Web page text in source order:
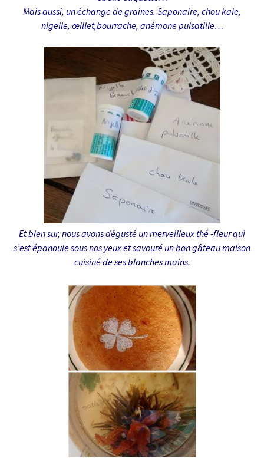
Mais aussi, un échange de graines. Saponaire, chou kale,
nigelle, œillet,bourrache, anémone pulsatille…
Et bien sur, nous avons dégusté un merveilleux thé -fleur qui
s’est épanouie sous nos yeux et savouré un bon gâteau maison
cuisiné de ses blanches mains.